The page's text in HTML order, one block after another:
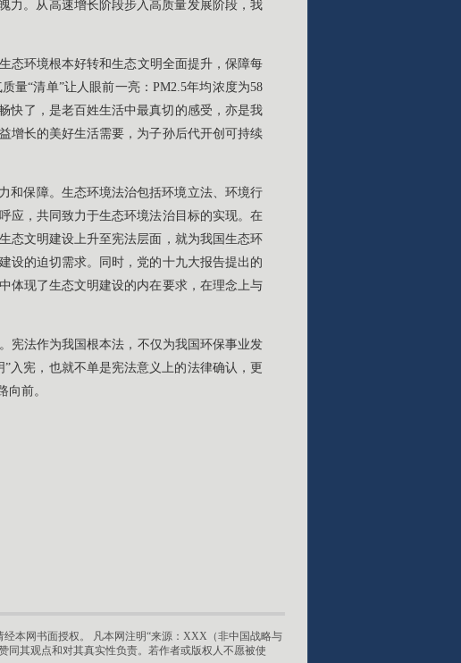
力。从高速增长阶段步入高质量发展阶段，我
态环境根本好转和生态文明全面提升，保障每
量“清单”让人眼前一亮：PM2.5年均浓度为58
快了，是老百姓生活中最真切的感受，亦是我
增长的美好生活需要，为子孙后代开创可持续
和保障。生态环境法治包括环境立法、环境行
应，共同致力于生态环境法治目标的实现。在
态文明建设上升至宪法层面，就为我国生态环
设的迫切需求。同时，党的十九大报告提出的
体现了生态文明建设的内在要求，在理念上与
宪法作为我国根本法，不仅为我国环保事业发
入宪，也就不单是宪法意义上的法律确认，更
前。
本网书面授权。 凡本网注明“来源：XXX（非中国战略与
同其观点和对其真实性负责。若作者或版权人不愿被使